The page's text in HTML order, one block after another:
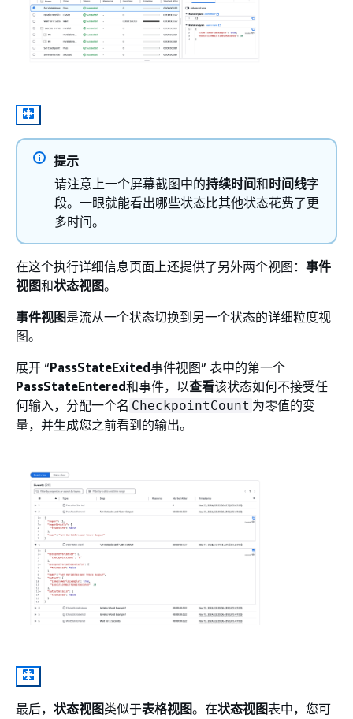
提示
请注意上一个屏幕截图中的持续时间和时间线字
段。一眼就能看出哪些状态比其他状态花费了更
多时间。
在这个执行详细信息页面上还提供了另外两个视图： 事件
视图和状态视图。
事件视图是流从一个状态切换到另一个状态的详细粒度视
图。
展开 “PassStateExited事件视图” 表中的第一个
PassStateEntered和事件，以查看该状态如何不接受任
何输入，分配一个名 CheckpointCount 为零值的变
量，并生成您之前看到的输出。
最后， 状态视图类似于表格视图。在状态视图表中，您可